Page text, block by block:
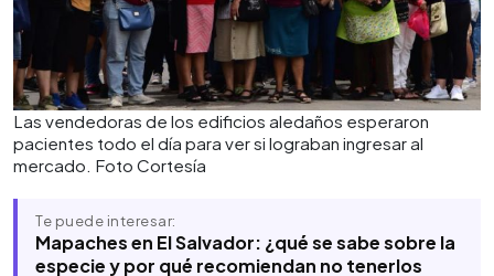
Las vendedoras de los edificios aledaños esperaron
pacientes todo el día para ver si lograban ingresar al
mercado. Foto Cortesía
Te puede interesar:
Mapaches en El Salvador: ¿qué se sabe sobre la
especie y por qué recomiendan no tenerlos